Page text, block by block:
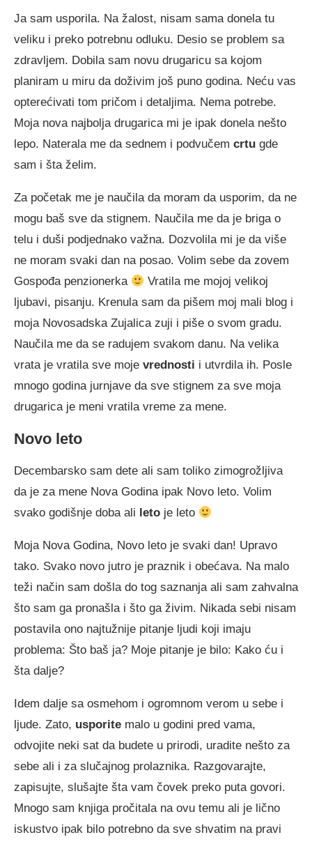
Ja sam usporila. Na žalost, nisam sama donela tu
veliku i preko potrebnu odluku. Desio se problem sa
zdravljem. Dobila sam novu drugaricu sa kojom
planiram u miru da doživim još puno godina. Neću vas
opterećivati tom pričom i detaljima. Nema potrebe.
Moja nova najbolja drugarica mi je ipak donela nešto
lepo. Naterala me da sednem i podvučem crtu gde
sam i šta želim.
Za početak me je naučila da moram da usporim, da ne
mogu baš sve da stignem. Naučila me da je briga o
telu i duši podjednako važna. Dozvolila mi je da više
ne moram svaki dan na posao. Volim sebe da zovem
Gospođa penzionerka
Vratila me mojoj velikoj
ljubavi, pisanju. Krenula sam da pišem moj mali blog i
moja Novosadska Zujalica zuji i piše o svom gradu.
Naučila me da se radujem svakom danu. Na velika
vrata je vratila sve moje vrednosti i utvrdila ih. Posle
mnogo godina jurnjave da sve stignem za sve moja
drugarica je meni vratila vreme za mene.
Novo leto
Decembarsko sam dete ali sam toliko zimogrožljiva
da je za mene Nova Godina ipak Novo leto. Volim
svako godišnje doba ali leto je leto
Moja Nova Godina, Novo leto je svaki dan! Upravo
tako. Svako novo jutro je praznik i obećava. Na malo
teži način sam došla do tog saznanja ali sam zahvalna
što sam ga pronašla i što ga živim. Nikada sebi nisam
postavila ono najtužnije pitanje ljudi koji imaju
problema: Što baš ja? Moje pitanje je bilo: Kako ću i
šta dalje?
Idem dalje sa osmehom i ogromnom verom u sebe i
ljude. Zato, usporite malo u godini pred vama,
odvojite neki sat da budete u prirodi, uradite nešto za
sebe ali i za slučajnog prolaznika. Razgovarajte,
zapisujte, slušajte šta vam čovek preko puta govori.
Mnogo sam knjiga pročitala na ovu temu ali je lično
iskustvo ipak bilo potrebno da sve shvatim na pravi